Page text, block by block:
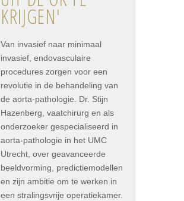
KRIJGEN'
Van invasief naar minimaal
invasief, endovasculaire
procedures zorgen voor een
revolutie in de behandeling van
de aorta-pathologie. Dr. Stijn
Hazenberg, vaatchirurg en als
onderzoeker gespecialiseerd in
aorta-pathologie in het UMC
Utrecht, over geavanceerde
beeldvorming, predictiemodellen
en zijn ambitie om te werken in
een stralingsvrije operatiekamer.